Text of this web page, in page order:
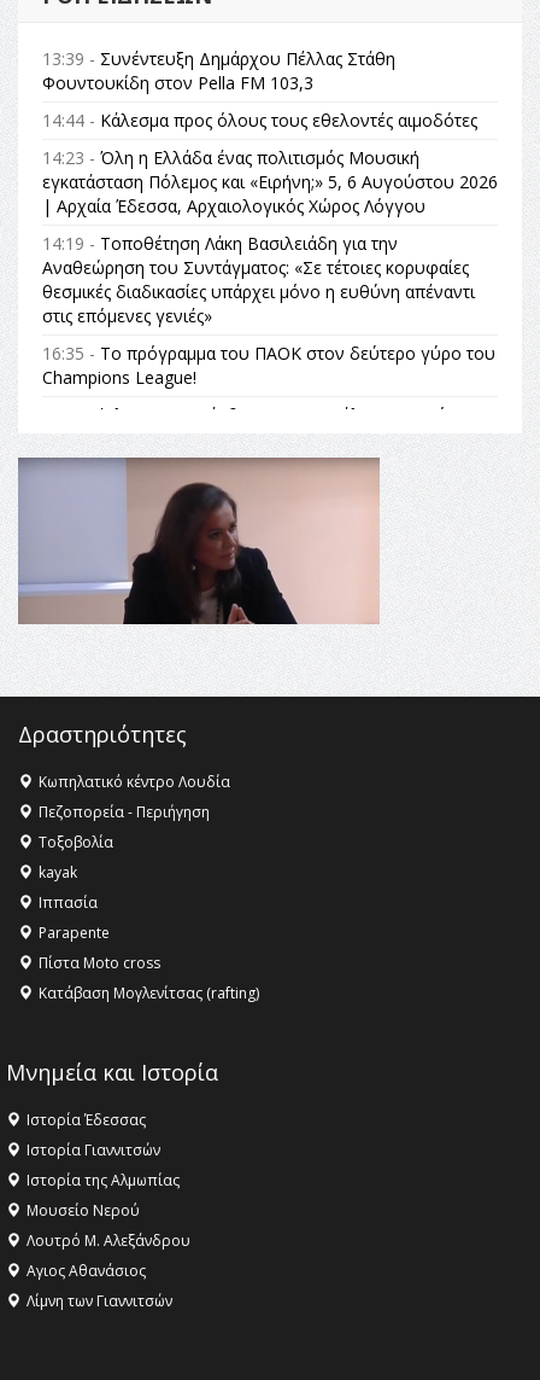
13:39 - Συνέντευξη Δημάρχου Πέλλας Στάθη
Φουντουκίδη στον Pella FM 103,3
14:44 - Κάλεσμα προς όλους τους εθελοντές αιμοδότες
14:23 - Όλη η Ελλάδα ένας πολιτισμός Μουσική
εγκατάσταση Πόλεμος και «Ειρήνη;» 5, 6 Αυγούστου 2026
| Αρχαία Έδεσσα, Αρχαιολογικός Χώρος Λόγγου
14:19 - Τοποθέτηση Λάκη Βασιλειάδη για την
Αναθεώρηση του Συντάγματος: «Σε τέτοιες κορυφαίες
θεσμικές διαδικασίες υπάρχει μόνο η ευθύνη απέναντι
στις επόμενες γενιές»
16:35 - Το πρόγραμμα του ΠΑΟΚ στον δεύτερο γύρο του
Champions League!
Όλυμπος: Εντάχθηκε στον Κατάλογο Παγκόσμιας
Κληρονομιάς της UNESCO – Ομόφωνη η απόφαση Ο
Όλυμπος αναγνωρίστηκε ως φυσικό και πολιτιστικό
αγαθό εξέχουσας οικουμενικής αξίας για την
ΕΝΟΡΙΑΚΕΣ ΚΑΛΟΚΑΙΡΙΝΕΣ ΔΡΑΣΕΙΣ ΓΙΑ ΠΑΙΔΙΑ
ΣΤΗΝ ΕΔΕΣΣΑ
Εργασίες συντήρησης οδοφωτισμού στην Ενωτική
Οδό Σίνδου από την Περιφέρεια Κεντρικής Μακεδονίας
11:36 - Λάκης Βασιλειάδης, Συνέντευξη PellaFm 103,3 για
το Μουσείο της Πέλλας, Λουτρά Πόζαρ και Χιονοδρομικό
18:09 -Αυτό το καλοκαίρι δίνουμε ραντεβού στο πιο
Δραστηριότητες
Κωπηλατικό κέντρο Λουδία
Πεζοπορεία - Περιήγηση
Τοξοβολία
kayak
Ιππασία
Parapente
Πίστα Moto cross
Κατάβαση Μογλενίτσας (rafting)
Μνημεία και Ιστορία
Ιστορία Έδεσσας
Ιστορία Γιαννιτσών
Ιστορία της Αλμωπίας
Μουσείο Νερού
Λουτρό Μ. Αλεξάνδρου
Αγιος Αθανάσιος
Λίμνη των Γιαννιτσών